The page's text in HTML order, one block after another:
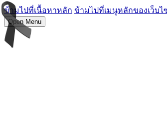
ข้ามไปที่เนื้อหาหลัก ข้ามไปที่เมนูหลักของเว็บไ
Open Menu